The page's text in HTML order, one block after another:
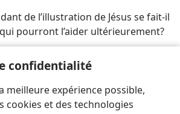
confidentialité
meilleure expérience possible,
cookies et des technologies
de l’illustration de Jésus se fait-​il
pourront l’aider ultérieurement?
pour nous faire des amis?
dans “les demeures
demeures s’agit-​il?